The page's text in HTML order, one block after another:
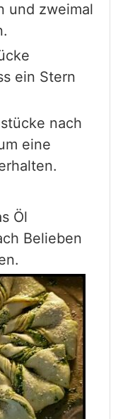
und zweimal
ein Stern
nach
eine
Öl
Belieben